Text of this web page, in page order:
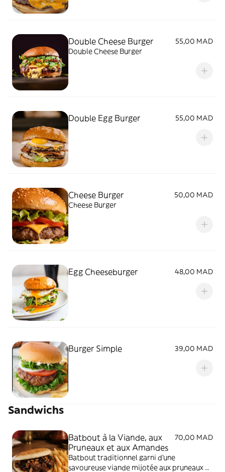
Double Cheese Burger
55,00 MAD
Double Cheese Burger
Double Egg Burger 55,00 MAD
Cheese Burger
50,00 MAD
Cheese Burger
Egg Cheeseburger 48,00 MAD
Burger Simple 39,00 MAD
Sandwichs
Batbout à la Viande, aux
Pruneaux et aux Amandes
70,00 MAD
Batbout traditionnel garni d’une
savoureuse viande mijotée aux pruneaux et